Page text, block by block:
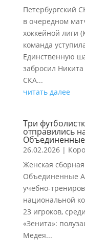
Петербургский
в очередном
хоккейной лиги
команда
Единственную
забросил
СКА...
читать далее
Три
отправились
26.02.2026|
Женская
Объединенные
учебно-
национальной
23 игроков,
«Зенита»:
Медея...